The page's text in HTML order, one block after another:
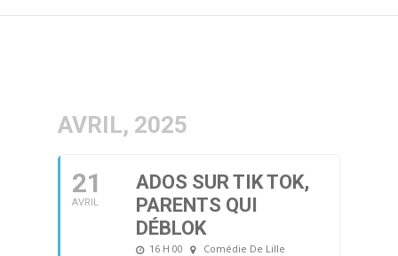
AVRIL, 2025
21
AVRIL
ADOS SUR TIK TOK,
PARENTS QUI
DÉBLOK
16 H 00
Comédie De Lille